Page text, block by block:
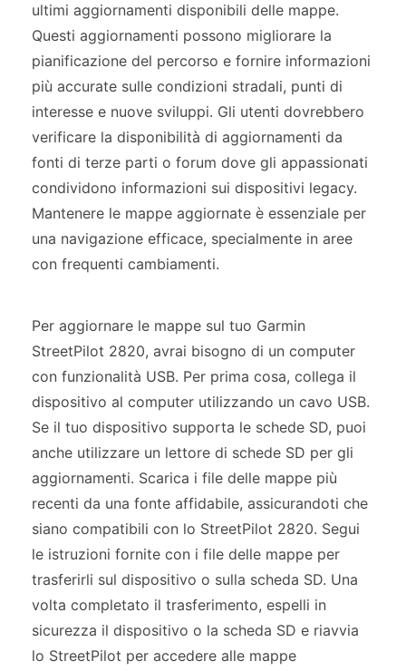
ultimi aggiornamenti disponibili delle mappe.
Questi aggiornamenti possono migliorare la
pianificazione del percorso e fornire informazioni
più accurate sulle condizioni stradali, punti di
interesse e nuove sviluppi. Gli utenti dovrebbero
verificare la disponibilità di aggiornamenti da
fonti di terze parti o forum dove gli appassionati
condividono informazioni sui dispositivi legacy.
Mantenere le mappe aggiornate è essenziale per
una navigazione efficace, specialmente in aree
con frequenti cambiamenti.
Per aggiornare le mappe sul tuo Garmin
StreetPilot 2820, avrai bisogno di un computer
con funzionalità USB. Per prima cosa, collega il
dispositivo al computer utilizzando un cavo USB.
Se il tuo dispositivo supporta le schede SD, puoi
anche utilizzare un lettore di schede SD per gli
aggiornamenti. Scarica i file delle mappe più
recenti da una fonte affidabile, assicurandoti che
siano compatibili con lo StreetPilot 2820. Segui
le istruzioni fornite con i file delle mappe per
trasferirli sul dispositivo o sulla scheda SD. Una
volta completato il trasferimento, espelli in
sicurezza il dispositivo o la scheda SD e riavvia
lo StreetPilot per accedere alle mappe